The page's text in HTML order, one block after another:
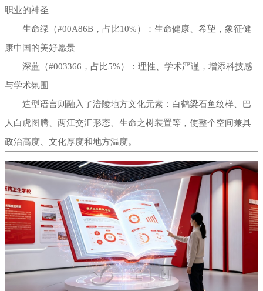
职业的神圣
生命绿（#00A86B，占比10%）：生命健康、希望，象征健
康中国的美好愿景
深蓝（#003366，占比5%）：理性、学术严谨，增添科技感
与学术氛围
造型语言则融入了涪陵地方文化元素：白鹤梁石鱼纹样、巴
人白虎图腾、两江交汇形态、生命之树装置等，使整个空间兼具
政治高度、文化厚度和地方温度。